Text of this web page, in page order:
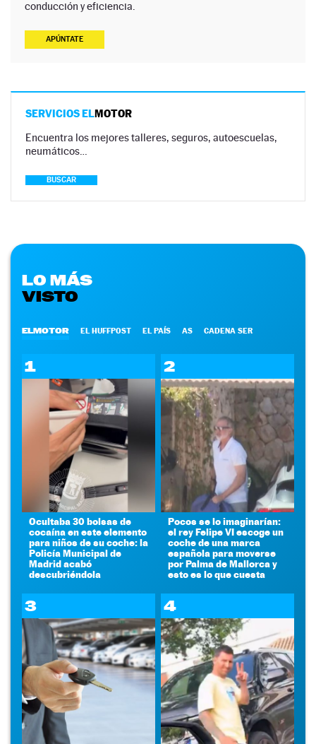
conducción y eficiencia.
APÚNTATE
SERVICIOS ELMOTOR
Encuentra los mejores talleres, seguros, autoescuelas,
neumáticos…
BUSCAR
LO MÁS
VISTO
ELMOTOR EL HUFFPOST EL PAÍS AS CADENA SER
1
Ocultaba 30 bolsas de
cocaína en este elemento
para niños de su coche: la
Policía Municipal de
Madrid acabó
descubriéndola
2
Pocos se lo imaginarían:
el rey Felipe VI escoge un
coche de una marca
española para moverse
por Palma de Mallorca y
esto es lo que cuesta
3 4